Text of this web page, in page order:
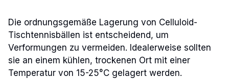
Die ordnungsgemäße Lagerung von Celluloid-
Tischtennisbällen ist entscheidend, um
Verformungen zu vermeiden. Idealerweise sollten
sie an einem kühlen, trockenen Ort mit einer
Temperatur von 15-25°C gelagert werden.